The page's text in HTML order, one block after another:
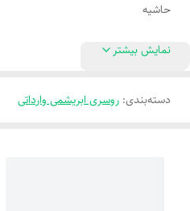
حاشیه
نمایش بیشتر
دسته‌بندی: روسری ابریشمی وارداتی